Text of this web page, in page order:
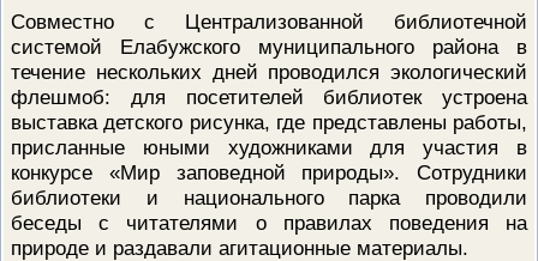
Совместно с Централизованной библиотечной
системой Елабужского муниципального района в
течение нескольких дней проводился экологический
флешмоб: для посетителей библиотек устроена
выставка детского рисунка, где представлены работы,
присланные юными художниками для участия в
конкурсе «Мир заповедной природы». Сотрудники
библиотеки и национального парка проводили
беседы с читателями о правилах поведения на
природе и раздавали агитационные материалы.